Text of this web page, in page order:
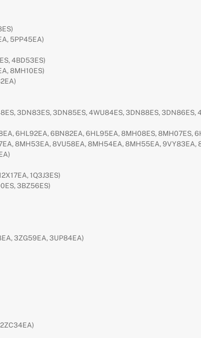
5PP45EA)
4BD53ES)
8MH10ES)
3DN83ES, 3DN85ES, 4WU84ES, 3DN88ES, 3DN86ES,
6HL92EA, 6BN82EA, 6HL95EA, 8MH08ES, 8MH07ES,
8MH53EA, 8VU58EA, 8MH54EA, 8MH55EA, 9VY83EA,
1Q3J3ES)
3BZ56ES)
3ZG59EA, 3UP84EA)